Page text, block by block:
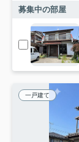
募集中の部屋
一戸建て